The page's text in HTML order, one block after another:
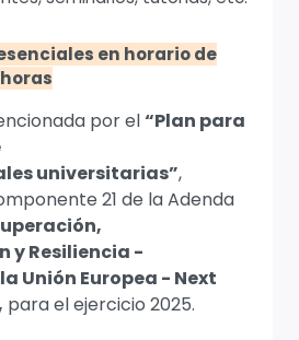
en horario de
horas
por el“Plan para
universitarias”,
21 de la Adenda
y Resiliencia -
Unión Europea - Next
para el ejercicio 2025.